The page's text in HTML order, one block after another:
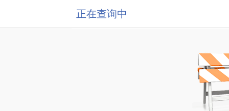
正在查询中